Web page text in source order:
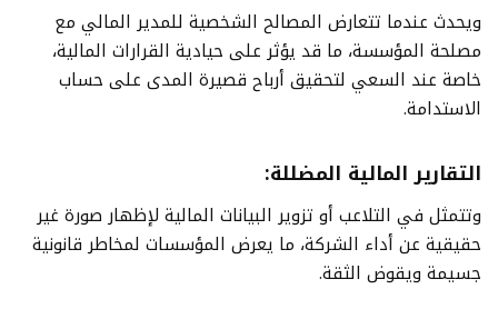
ويحدث عندما تتعارض المصالح الشخصية للمدير المالي مع
مصلحة المؤسسة، ما قد يؤثر على حيادية القرارات المالية،
خاصة عند السعي لتحقيق أرباح قصيرة المدى على حساب
الاستدامة.
التقارير المالية المضللة:
وتتمثل في التلاعب أو تزوير البيانات المالية لإظهار صورة غير
حقيقية عن أداء الشركة، ما يعرض المؤسسات لمخاطر قانونية
جسيمة ويقوض الثقة.